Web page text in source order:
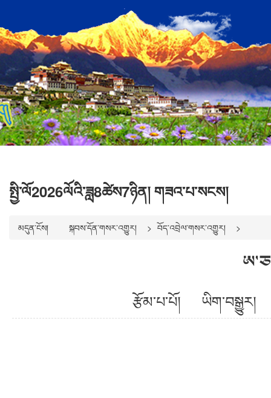
སྤྱི་ལོ2026ལོའི་ཟླ8ཚེས7ཉིན། གཟའ་པ་སངས།
མདུན་ངོས། སྐབས་དོན་གསར་འགྱུར། བོད་འབྲེལ་གསར་འགྱུར།
རྩོམ་པ་པོ།